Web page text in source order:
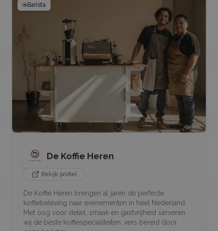
☕Barista
De Koffie Heren
Bekijk profiel
De Koffie Heren brengen al jaren de perfecte
koffiebeleving naar evenementen in heel Nederland.
Met oog voor detail, smaak en gastvrijheid serveren
wij de beste koffiespecialiteiten, vers bereid door